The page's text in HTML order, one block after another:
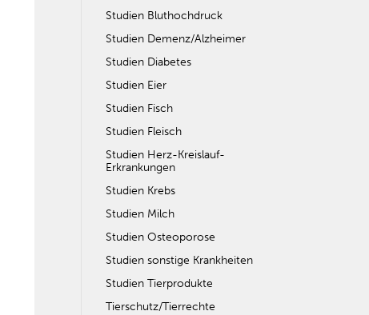
Studien Bluthochdruck
Studien Demenz/Alzheimer
Studien Diabetes
Studien Eier
Studien Fisch
Studien Fleisch
Studien Herz-Kreislauf-
Erkrankungen
Studien Krebs
Studien Milch
Studien Osteoporose
Studien sonstige Krankheiten
Studien Tierprodukte
Tierschutz/Tierrechte